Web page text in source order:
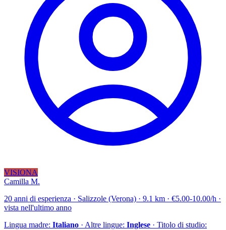
VISIONA
Camilla M.
20 anni di esperienza · Salizzole (Verona) · 9.1 km · €5.00-10.00/h ·
vista nell'ultimo anno
Lingua madre: Italiano · Altre lingue: Inglese · Titolo di studio: